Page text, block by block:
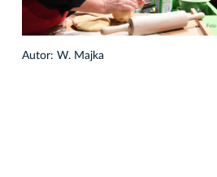
Autor: W. Majka